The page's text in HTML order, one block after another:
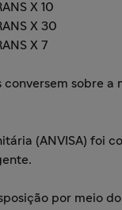
X 10
X 30
X 7
sobre
(ANVISA) foi
por meio